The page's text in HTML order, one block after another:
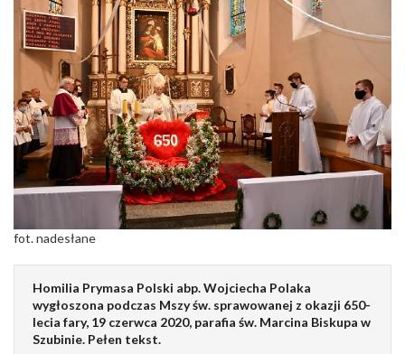
fot. nadesłane
Homilia Prymasa Polski abp. Wojciecha Polaka
wygłoszona podczas Mszy św. sprawowanej z okazji 650-
lecia fary, 19 czerwca 2020, parafia św. Marcina Biskupa w
Szubinie. Pełen tekst.